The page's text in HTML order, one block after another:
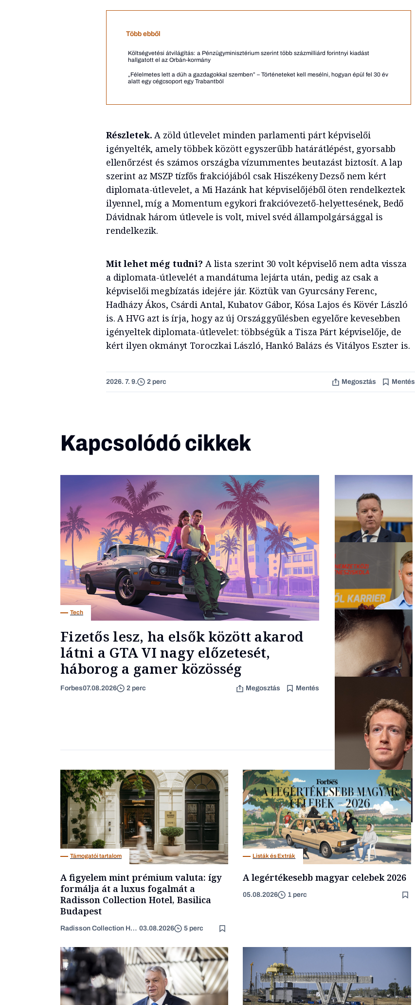
Több ebből
Költségvetési átvilágítás: a Pénzügyminisztérium szerint több százmilliárd forintnyi kiadást
hallgatott el az Orbán-kormány
„Félelmetes lett a düh a gazdagokkal szemben” – Történeteket kell mesélni, hogyan épül fel 30 év
alatt egy cégcsoport egy Trabantból
Részletek. A zöld útlevelet minden parlamenti párt képviselői
igényelték, amely többek között egyszerűbb határátlépést, gyorsabb
ellenőrzést és számos országba vízummentes beutazást biztosít. A lap
szerint az MSZP tízfős frakciójából csak Hiszékeny Dezső nem kért
diplomata-útlevelet, a Mi Hazánk hat képviselőjéből öten rendelkeztek
ilyennel, míg a Momentum egykori frakcióvezető-helyettesének, Bedő
Dávidnak három útlevele is volt, mivel svéd állampolgársággal is
rendelkezik.
Mit lehet még tudni? A lista szerint 30 volt képviselő nem adta vissza
a diplomata-útlevelét a mandátuma lejárta után, pedig az csak a
képviselői megbízatás idejére jár. Köztük van Gyurcsány Ferenc,
Hadházy Ákos, Csárdi Antal, Kubatov Gábor, Kósa Lajos és Kövér László
is. A HVG azt is írja, hogy az új Országgyűlésben egyelőre kevesebben
igényeltek diplomata-útlevelet: többségük a Tisza Párt képviselője, de
kért ilyen okmányt Toroczkai László, Hankó Balázs és Vitályos Eszter is.
2026. 7. 9. 2 perc Megosztás Mentés
Kapcsolódó cikkek
Tech
Fizetős lesz, ha elsők között akarod
látni a GTA VI nagy előzetesét,
háborog a gamer közösség
Forbes07.08.2026 2 perc Megosztás Mentés
Forbes-sztori
Társadalom
Támogatói tartalom
A figyelem mint prémium valuta: így
formálja át a luxus fogalmát a
Radisson Collection Hotel, Basilica
Budapest
Radisson Collection Hotel 03.08.2026 5 perc
Listák és Extrák
A legértékesebb magyar celebek 2026
05.08.2026 1 perc